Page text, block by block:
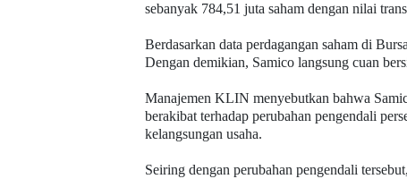
sebanyak 784,51 juta saham dengan nilai
Berdasarkan data perdagangan saham di
Dengan demikian, Samico langsung cuan
Manajemen KLIN menyebutkan bahwa
berakibat terhadap perubahan pengendali
kelangsungan usaha.
Seiring dengan perubahan pengendali